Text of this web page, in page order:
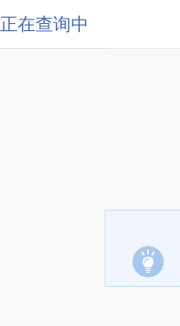
正在查询中